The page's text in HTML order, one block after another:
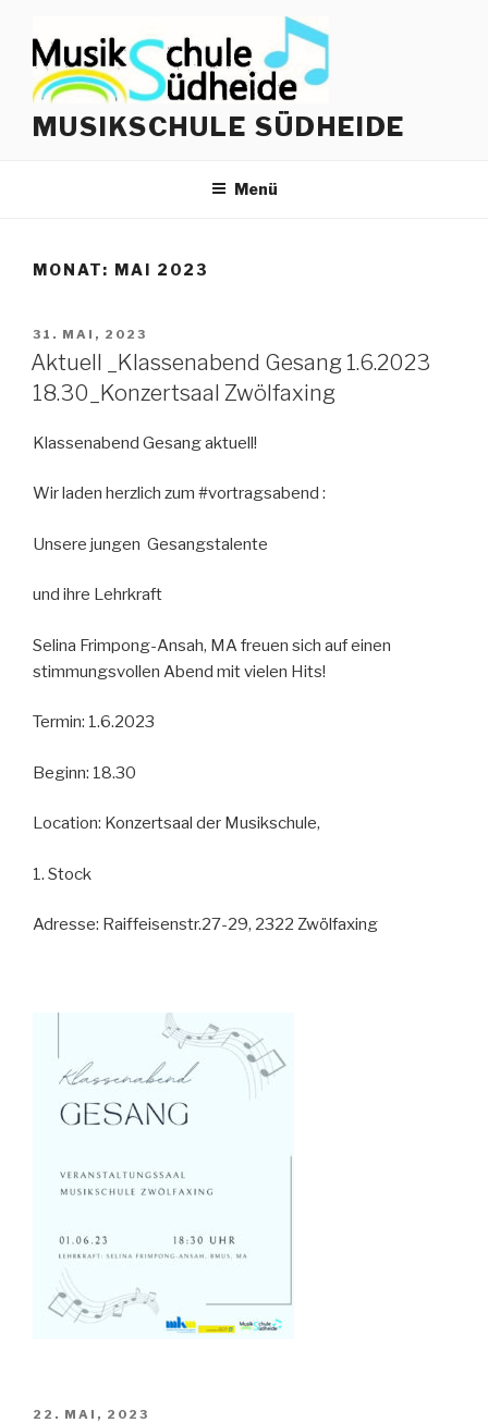
Inhalt
springen
MUSIKSCHULE SÜDHEIDE
Menü
MONAT: MAI 2023
VERÖFFENTLICHT
AM
31. MAI, 2023
Aktuell _Klassenabend Gesang 1.6.2023
18.30_Konzertsaal Zwölfaxing
Klassenabend Gesang aktuell!
Wir laden herzlich zum #vortragsabend :
Unsere jungen Gesangstalente
und ihre Lehrkraft
Selina Frimpong-Ansah, MA freuen sich auf einen
stimmungsvollen Abend mit vielen Hits!
Termin: 1.6.2023
Beginn: 18.30
Location: Konzertsaal der Musikschule,
1. Stock
Adresse: Raiffeisenstr.27-29, 2322 Zwölfaxing
VERÖFFENTLICHT
22. MAI, 2023